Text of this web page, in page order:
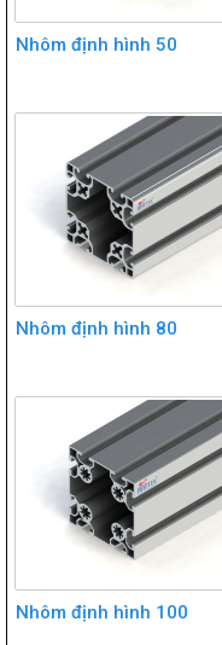
Nhôm định hình 50
Nhôm định hình 80
Nhôm định hình 100